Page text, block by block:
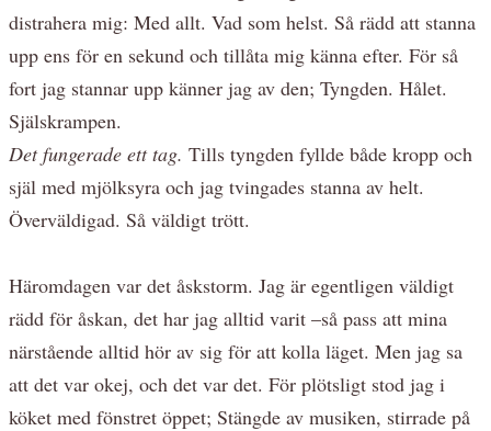
distrahera mig: Med allt. Vad som helst. Så rädd att stanna
upp ens för en sekund och tillåta mig känna efter. För så
fort jag stannar upp känner jag av den; Tyngden. Hålet.
Själskrampen.
Det fungerade ett tag. Tills tyngden fyllde både kropp och
själ med mjölksyra och jag tvingades stanna av helt.
Överväldigad. Så väldigt trött.
Häromdagen var det åskstorm. Jag är egentligen väldigt
rädd för åskan, det har jag alltid varit –så pass att mina
närstående alltid hör av sig för att kolla läget. Men jag sa
att det var okej, och det var det. För plötsligt stod jag i
köket med fönstret öppet; Stängde av musiken, stirrade på